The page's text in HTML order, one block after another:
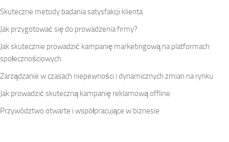
Skuteczne metody badania satysfakcji klienta
Jak przygotować się do prowadzenia firmy?
Jak skutecznie prowadzić kampanię marketingową na platformach
społecznościowych
Zarządzanie w czasach niepewności i dynamicznych zmian na rynku
Jak prowadzić skuteczną kampanię reklamową offline
Przywództwo otwarte i współpracujące w biznesie